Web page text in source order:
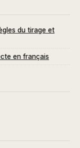
du tirage et
en français